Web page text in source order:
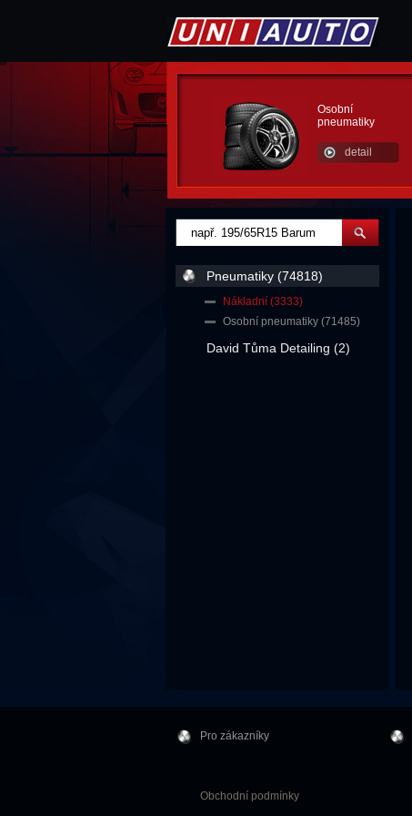
Osobní
pneumatiky
detail
Pneumatiky (74818)
Nákladní (3333)
Osobní pneumatiky (71485)
David Tůma Detailing (2)
Pro zákazníky
Obchodní podmínky